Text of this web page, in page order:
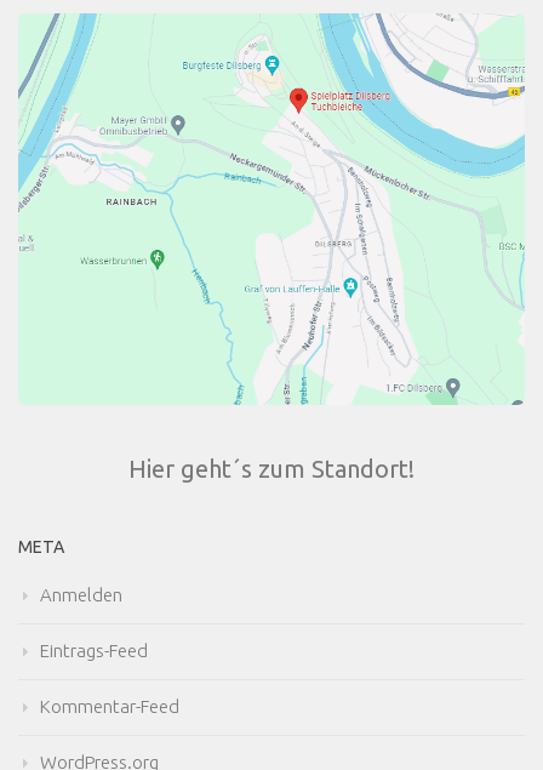
Hier geht´s zum Standort!
META
Anmelden
Eintrags-Feed
Kommentar-Feed
WordPress.org